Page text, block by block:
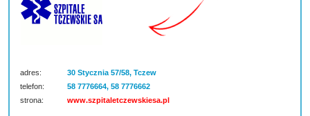
adres:
30 Stycznia 57/58, Tczew
telefon:
58 7776664, 58 7776662
strona:
www.szpitaletczewskiesa.pl